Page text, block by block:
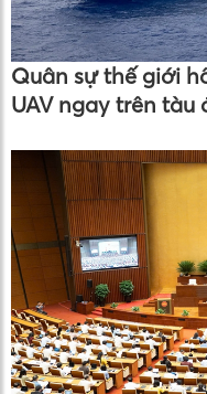
Quân sự thế giới
UAV ngay trên tàu